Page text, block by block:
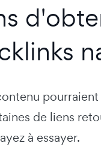
de liens
à essayer.